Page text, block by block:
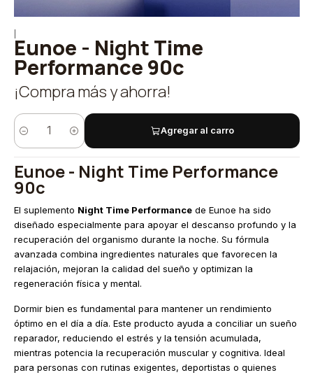
Eunoe - Night Time
Performance 90c
¡Compra más y ahorra!
Cantidad
Agregar al carro
Eunoe - Night Time Performance
90c
El suplemento Night Time Performancede Eunoe ha sido
diseñado especialmente para apoyar el descanso profundo y la
recuperación del organismo durante la noche. Su fórmula
avanzada combina ingredientes naturales que favorecen la
relajación, mejoran la calidad del sueño y optimizan la
regeneración física y mental.
Dormir bien es fundamental para mantener un rendimiento
óptimo en el día a día. Este producto ayuda a conciliar un sueño
reparador, reduciendo el estrés y la tensión acumulada,
mientras potencia la recuperación muscular y cognitiva. Ideal
para personas con rutinas exigentes, deportistas o quienes